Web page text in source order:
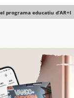
programa educatiu d’AR+I